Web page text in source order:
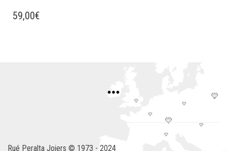
59,00€
Rué Peralta Joiers © 1973 - 2024